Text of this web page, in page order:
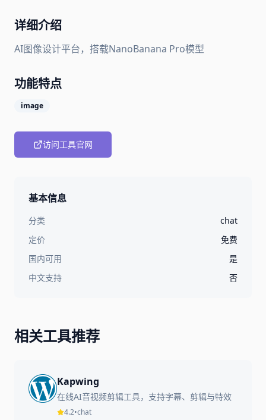
详细介绍
AI图像设计平台，搭载NanoBanana Pro模型
功能特点
image
访问工具官网
基本信息
分类
chat
定价
免费
国内可用
是
中文支持
否
相关工具推荐
Kapwing
在线AI音视频剪辑工具，支持字幕、剪辑与特效
4.2•chat